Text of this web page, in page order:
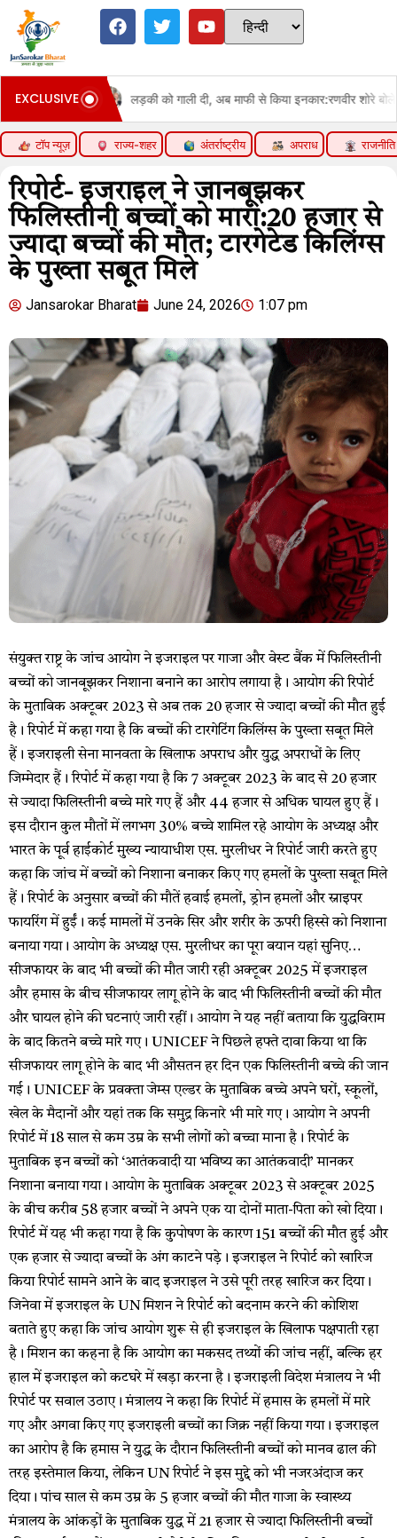
EXCLUSIVE
लड़की को गाली दी, अब माफी से किया इनकार:रणवीर शोरे बोले- लड़की गाली दे,
टॉप न्यूज़ राज्य-शहर अंतर्राष्ट्रीय अपराध राजनीति
रिपोर्ट- इजराइल ने जानबूझकर
फिलिस्तीनी बच्चों को मारा:20 हजार से
ज्यादा बच्चों की मौत; टारगेटेड किलिंग्स
के पुख्ता सबूत मिले
Jansarokar Bharat June 24, 2026 1:07 pm
संयुक्त राष्ट्र के जांच आयोग ने इजराइल पर गाजा और वेस्ट बैंक में फिलिस्तीनी
बच्चों को जानबूझकर निशाना बनाने का आरोप लगाया है। आयोग की रिपोर्ट
के मुताबिक अक्टूबर 2023 से अब तक 20 हजार से ज्यादा बच्चों की मौत हुई
है। रिपोर्ट में कहा गया है कि बच्चों की टारगेटिंग किलिंग्स के पुख्ता सबूत मिले
हैं। इजराइली सेना मानवता के खिलाफ अपराध और युद्ध अपराधों के लिए
जिम्मेदार हैं। रिपोर्ट में कहा गया है कि 7 अक्टूबर 2023 के बाद से 20 हजार
से ज्यादा फिलिस्तीनी बच्चे मारे गए हैं और 44 हजार से अधिक घायल हुए हैं।
इस दौरान कुल मौतों में लगभग 30% बच्चे शामिल रहे आयोग के अध्यक्ष और
भारत के पूर्व हाईकोर्ट मुख्य न्यायाधीश एस. मुरलीधर ने रिपोर्ट जारी करते हुए
कहा कि जांच में बच्चों को निशाना बनाकर किए गए हमलों के पुख्ता सबूत मिले
हैं। रिपोर्ट के अनुसार बच्चों की मौतें हवाई हमलों, ड्रोन हमलों और स्नाइपर
फायरिंग में हुईं। कई मामलों में उनके सिर और शरीर के ऊपरी हिस्से को निशाना
बनाया गया। आयोग के अध्यक्ष एस. मुरलीधर का पूरा बयान यहां सुनिए…
सीजफायर के बाद भी बच्चों की मौत जारी रही अक्टूबर 2025 में इजराइल
और हमास के बीच सीजफायर लागू होने के बाद भी फिलिस्तीनी बच्चों की मौत
और घायल होने की घटनाएं जारी रहीं। आयोग ने यह नहीं बताया कि युद्धविराम
के बाद कितने बच्चे मारे गए। UNICEF ने पिछले हफ्ते दावा किया था कि
सीजफायर लागू होने के बाद भी औसतन हर दिन एक फिलिस्तीनी बच्चे की जान
गई। UNICEF के प्रवक्ता जेम्स एल्डर के मुताबिक बच्चे अपने घरों, स्कूलों,
खेल के मैदानों और यहां तक कि समुद्र किनारे भी मारे गए। आयोग ने अपनी
रिपोर्ट में 18 साल से कम उम्र के सभी लोगों को बच्चा माना है। रिपोर्ट के
मुताबिक इन बच्चों को ‘आतंकवादी या भविष्य का आतंकवादी’ मानकर
निशाना बनाया गया। आयोग के मुताबिक अक्टूबर 2023 से अक्टूबर 2025
के बीच करीब 58 हजार बच्चों ने अपने एक या दोनों माता-पिता को खो दिया।
रिपोर्ट में यह भी कहा गया है कि कुपोषण के कारण 151 बच्चों की मौत हुई और
एक हजार से ज्यादा बच्चों के अंग काटने पड़े। इजराइल ने रिपोर्ट को खारिज
किया रिपोर्ट सामने आने के बाद इजराइल ने उसे पूरी तरह खारिज कर दिया।
जिनेवा में इजराइल के UN मिशन ने रिपोर्ट को बदनाम करने की कोशिश
बताते हुए कहा कि जांच आयोग शुरू से ही इजराइल के खिलाफ पक्षपाती रहा
है। मिशन का कहना है कि आयोग का मकसद तथ्यों की जांच नहीं, बल्कि हर
हाल में इजराइल को कटघरे में खड़ा करना है। इजराइली विदेश मंत्रालय ने भी
रिपोर्ट पर सवाल उठाए। मंत्रालय ने कहा कि रिपोर्ट में हमास के हमलों में मारे
गए और अगवा किए गए इजराइली बच्चों का जिक्र नहीं किया गया। इजराइल
का आरोप है कि हमास ने युद्ध के दौरान फिलिस्तीनी बच्चों को मानव ढाल की
तरह इस्तेमाल किया, लेकिन UN रिपोर्ट ने इस मुद्दे को भी नजरअंदाज कर
दिया। पांच साल से कम उम्र के 5 हजार बच्चों की मौत गाजा के स्वास्थ्य
मंत्रालय के आंकड़ों के मुताबिक युद्ध में 21 हजार से ज्यादा फिलिस्तीनी बच्चों